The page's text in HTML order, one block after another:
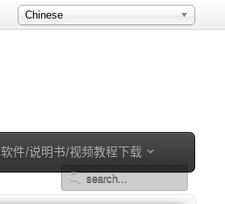
Chinese
软件/说明书/视频教程下载